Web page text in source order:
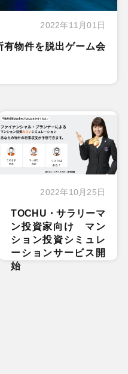
2022年11月01日
有物件を脱出ゲーム会
2022年10月25日
TOCHU・サラリーマ
ン投資家向け マン
ション投資シミュレ
ーションサービス開
始